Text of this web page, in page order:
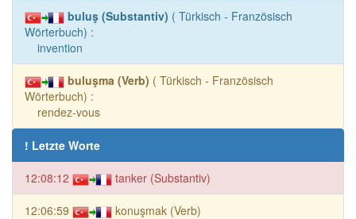
buluş (Substantiv) ( Türkisch - Französisch
Wörterbuch) :
invention
buluşma (Verb) ( Türkisch - Französisch
Wörterbuch) :
rendez-vous
! Letzte Worte
12:08:12 tanker (Substantiv)
12:06:59 konuşmak (Verb)